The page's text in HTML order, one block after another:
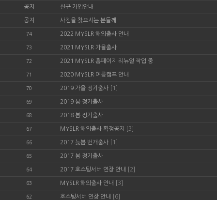
공지 신규 가입안내
공지 사진을 찾으시는 분들께
74 2022 MYSLR 해외출사 안내
73 2021 MYSLR 가을출사
72 2021 MYSLR 홈페이지 리뉴얼 작업 중
71 2020 MYSLR 여름캠프 안내
70 2019 가을 정기출사 [1]
69 2019 봄 정기출사
68 2018 봄 정기출사
67 MYSLR 해외출사 확정공지 [3]
66 2017 늦봄 번개출사 [1]
65 2017 봄 정기출사
64 2017 호스팅서버 연장 안내 [2]
63 MYSLR 해외출사 안내 [3]
62 호스팅서버 연장 안내 [6]